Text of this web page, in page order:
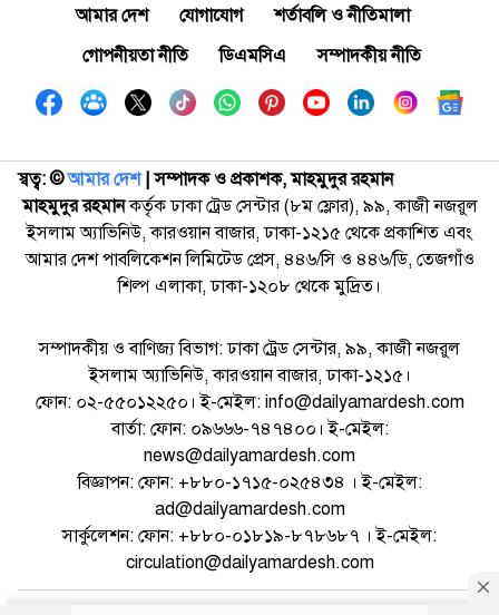
আমার দেশ যোগাযোগ
শর্তাবলি ও নীতিমালা
গোপনীয়তা নীতি
ডিএমসিএ সম্পাদকীয় নীতি
স্বত্ব: ©️আমার দেশ| সম্পাদক ও প্রকাশক, মাহমুদুর রহমান
মাহমুদুর রহমানকর্তৃক ঢাকা ট্রেড সেন্টার (৮ম ফ্লোর), ৯৯, কাজী নজরুল
ইসলাম অ্যাভিনিউ, কারওয়ান বাজার, ঢাকা-১২১৫ থেকে প্রকাশিত এবং
আমার দেশ পাবলিকেশন লিমিটেড প্রেস, ৪৪৬/সি ও ৪৪৬/ডি, তেজগাঁও
শিল্প এলাকা, ঢাকা-১২০৮ থেকে মুদ্রিত।
সম্পাদকীয় ও বাণিজ্য বিভাগ: ঢাকা ট্রেড সেন্টার, ৯৯, কাজী নজরুল
ইসলাম অ্যাভিনিউ, কারওয়ান বাজার, ঢাকা-১২১৫।
ফোন: ০২-৫৫০১২২৫০। ই-মেইল: info@dailyamardesh.com
বার্তা: ফোন: ০৯৬৬৬-৭৪৭৪০০। ই-মেইল:
news@dailyamardesh.com
বিজ্ঞাপন: ফোন: +৮৮০-১৭১৫-০২৫৪৩৪ । ই-মেইল:
ad@dailyamardesh.com
সার্কুলেশন: ফোন: +৮৮০-০১৮১৯-৮৭৮৬৮৭ । ই-মেইল:
circulation@dailyamardesh.com